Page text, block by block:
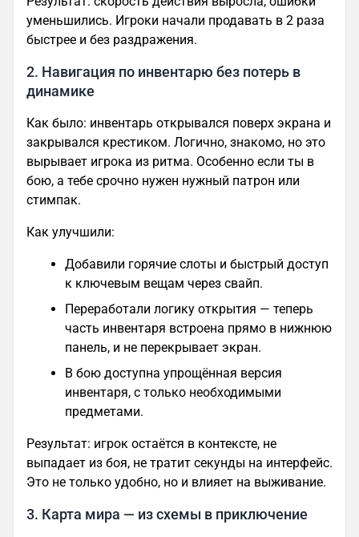
уменьшились. Игроки начали продавать в 2 раза
быстрее и без раздражения.
2. Навигация по инвентарю без потерь в
динамике
Как было: инвентарь открывался поверх экрана и
закрывался крестиком. Логично, знакомо, но это
вырывает игрока из ритма. Особенно если ты в
бою, а тебе срочно нужен нужный патрон или
стимпак.
Как улучшили:
Добавили горячие слоты и быстрый доступ
к ключевым вещам через свайп.
Переработали логику открытия — теперь
часть инвентаря встроена прямо в нижнюю
панель, и не перекрывает экран.
В бою доступна упрощённая версия
инвентаря, с только необходимыми
предметами.
Результат: игрок остаётся в контексте, не
выпадает из боя, не тратит секунды на интерфейс.
Это не только удобно, но и влияет на выживание.
3. Карта мира — из схемы в приключение